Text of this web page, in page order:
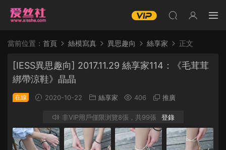
當前位置： 首頁 絲模寫真 異思趣向 絲享家 正文
[IESS異思趣向] 2017.11.29 絲享家114：《毛茸茸
綁帶涼鞋》晶晶
在線 2020-10-22 絲享家 406 推廣
非VIP用戶僅限浏覽8張，共99張 登錄